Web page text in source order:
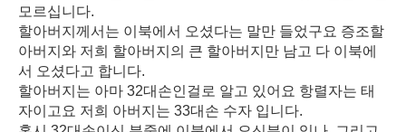
모르십니다.
할아버지께서는 이북에서 오셨다는 말만 들었구요 증조할
아버지와 저희 할아버지의 큰 할아버지만 남고 다 이북에
서 오셨다고 합니다.
할아버지는 아마 32대손인걸로 알고 있어요 항렬자는 태
자이고요 저희 아버지는 33대손 수자 입니다.